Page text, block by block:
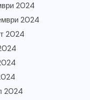
2024
2024
2024
2024